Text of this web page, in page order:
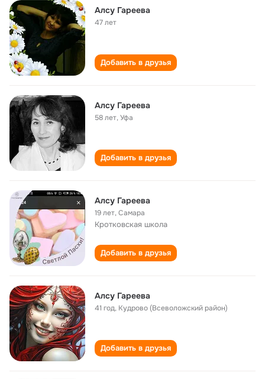
Алсу Гареева
47 лет
Добавить в друзья
Алсу Гареева
58 лет,Уфа
Добавить в друзья
Алсу Гареева
19 лет,Самара
Кротковская школа
Добавить в друзья
Алсу Гареева
41 год, Кудрово (Всеволожский район)
Добавить в друзья